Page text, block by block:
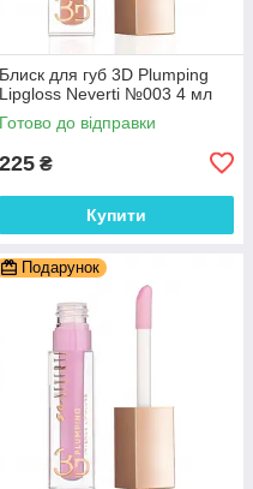
Блиск для губ 3D Plumping
Lipgloss Neverti №003 4 мл
Готово до відправки
225 ₴
Купити
Подарунок